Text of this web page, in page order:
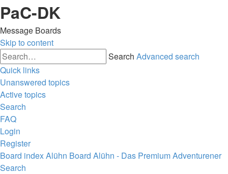
PaC-DK
Message Boards
Skip to content
Search Advanced search
Quick links
Unanswered topics
Active topics
Search
FAQ
Login
Register
Board indexAlühn Board Alühn - Das Premium Adventurener
Search